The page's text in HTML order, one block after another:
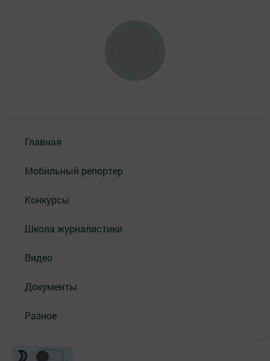
Главная
Мобильный репортер
Конкурсы
Школа журналистики
Видео
Документы
Разное